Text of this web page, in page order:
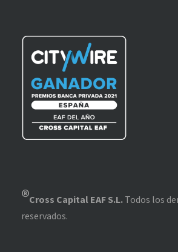
®Cross Capital EAF S.L. Todos los
reservados.